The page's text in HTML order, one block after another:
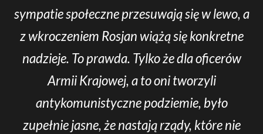
sympatie społeczne przesuwają się w lewo, a
z wkroczeniem Rosjan wiążą się konkretne
nadzieje. To prawda. Tylko że dla oficerów
Armii Krajowej, a to oni tworzyli
antykomunistyczne podziemie, było
zupełnie jasne, że nastają rządy, które nie